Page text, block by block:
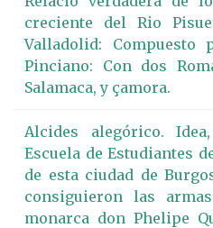
creciente del Rio
Valladolid: Compuesto
Pinciano: Con dos
Salamaca, y çamora.
Alcides alegórico.
Escuela de Estudiantes
de esta ciudad de
consiguieron las
monarca don Phelipe